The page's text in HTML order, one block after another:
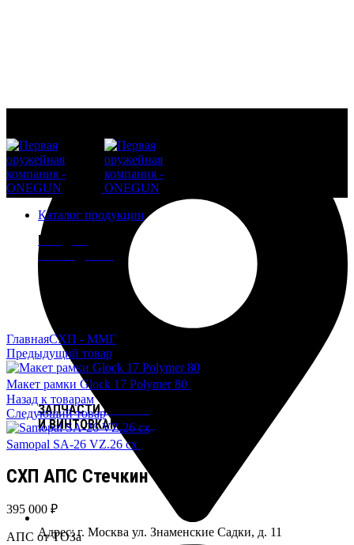
Адрес: г. Москва ул. Знаменские Садки, д. 11
Каталог продукции
РЕЛОАДИНГА
ЗАПЧАСТИ К GLOСK
И ВИНТОВКАМ AR-15
Увеличить
ГлавнаяСХП - ММГ
Предыдущий товар
Макет рамки Glock 17 Polymer 80
Назад к товарам
Следующий товар
Samopal SA-26 VZ.26 сх
СХП АПС Стечкин
395 000 ₽
АПС от ТОЗа